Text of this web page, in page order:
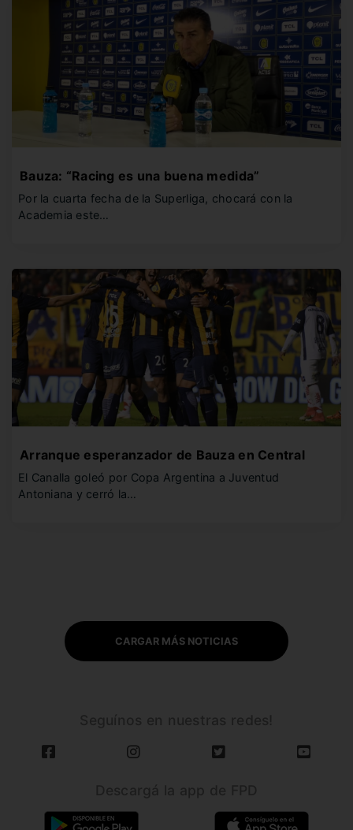
Bauza: “Racing es una buena medida”
Por la cuarta fecha de la Superliga, chocará con la
Academia este…
Arranque esperanzador de Bauza en Central
El Canalla goleó por Copa Argentina a Juventud
Antoniana y cerró la…
CARGAR MÁS NOTICIAS